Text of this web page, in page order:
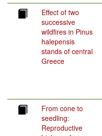
Effect of two
successive
wildfires in Pinus
halepensis
stands of central
Greece
From cone to
seedling:
Reproductive